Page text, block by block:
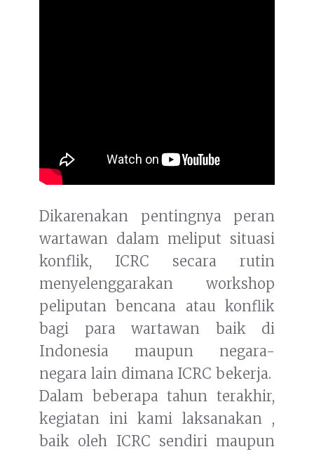
Dikarenakan pentingnya peran
wartawan dalam meliput situasi
konflik, ICRC secara rutin
menyelenggarakan workshop
peliputan bencana atau konflik
bagi para wartawan baik di
Indonesia maupun negara-
negara lain dimana ICRC bekerja.
Dalam beberapa tahun terakhir,
kegiatan ini kami laksanakan ,
baik oleh ICRC sendiri maupun